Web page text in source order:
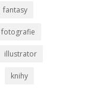
fantasy
fotografie
illustrator
knihy